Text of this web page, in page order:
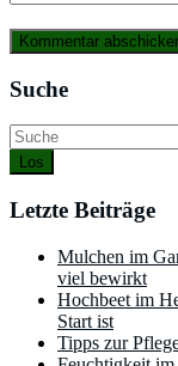
Suche
Los
Letzte Beiträge
Mulchen im
viel bewirkt
Hochbeet im
Start ist
Tipps zur